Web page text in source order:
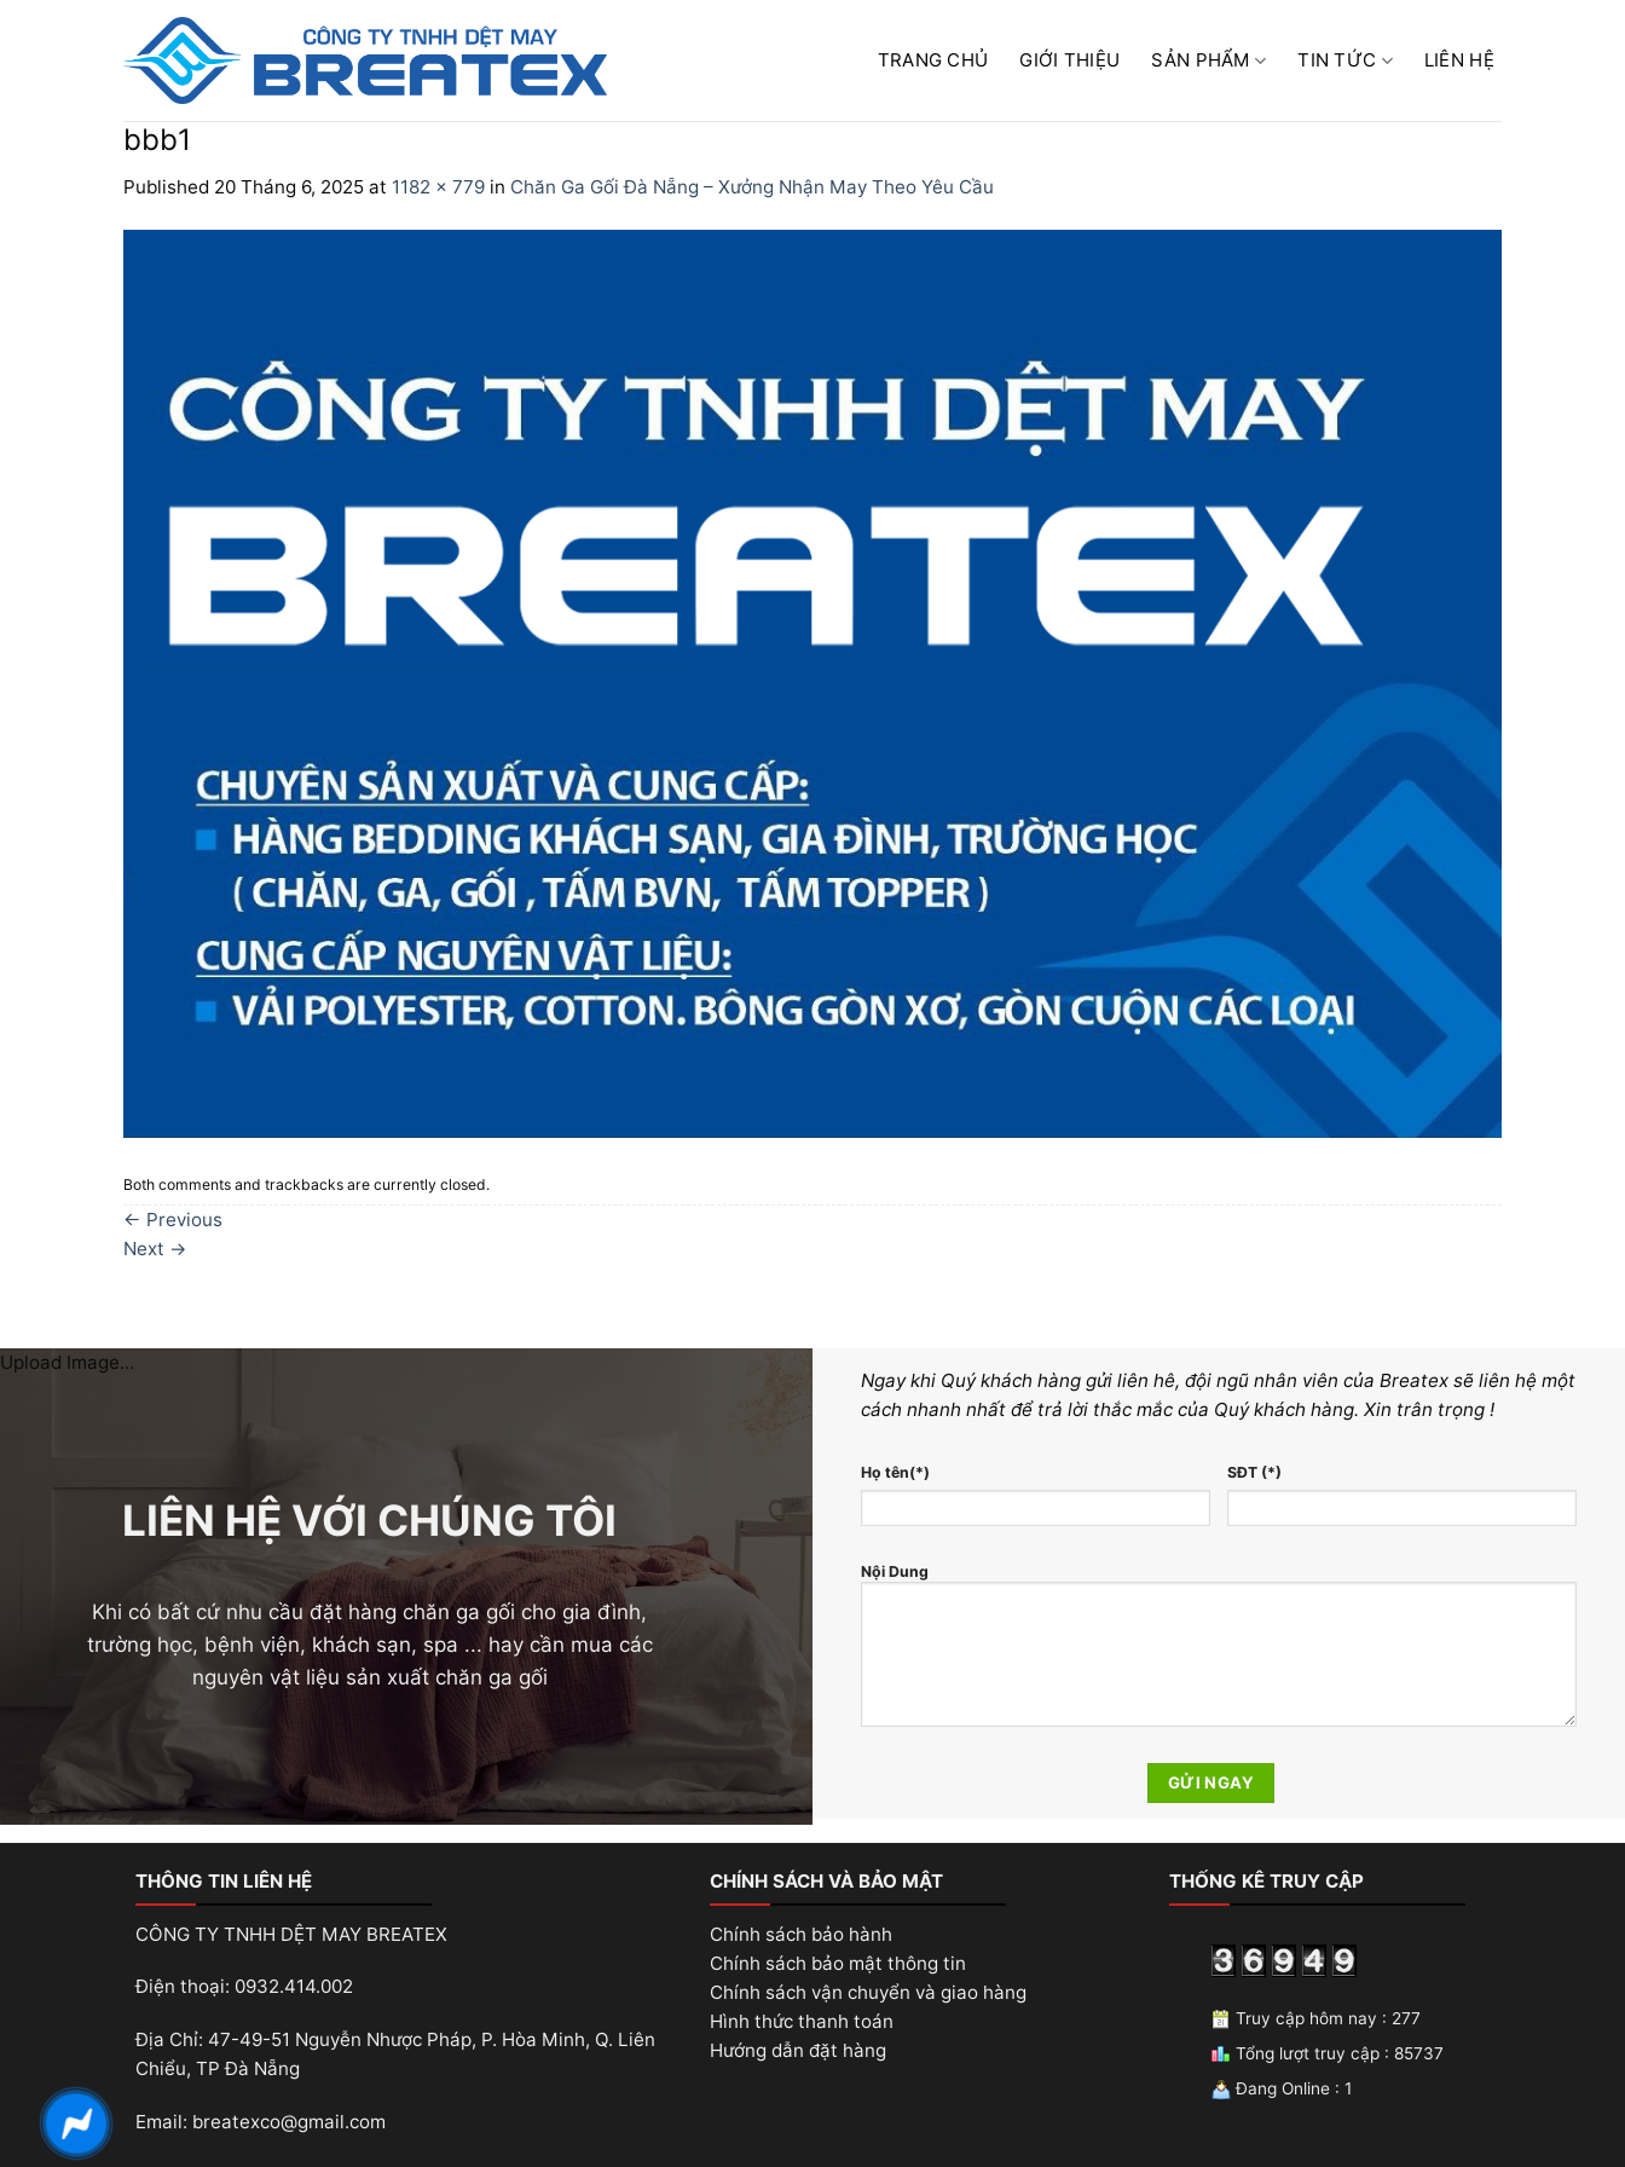
TRANG CHỦ GIỚI THIỆU SẢN PHẨM TIN TỨC LIÊN HỆ
bbb1
Published 20 Tháng 6, 2025 at 1182 × 779 in Chăn Ga Gối Đà Nẵng – Xưởng Nhận May Theo Yêu Cầu
Both comments and trackbacks are currently closed.
← Previous
Next →
LIÊN HỆ VỚI CHÚNG TÔI
Khi có bất cứ nhu cầu đặt hàng chăn ga gối cho gia đình,
trường học, bệnh viện, khách sạn, spa ... hay cần mua các
nguyên vật liệu sản xuất chăn ga gối
Upload Image...
Ngay khi Quý khách hàng gửi liên hê, đội ngũ nhân viên của Breatex sẽ liên hệ một
cách nhanh nhất để trả lời thắc mắc của Quý khách hàng. Xin trân trọng !
Họ tên(*) SĐT (*)
Nội Dung
THÔNG TIN LIÊN HỆ
CÔNG TY TNHH DỆT MAY BREATEX
Điện thoại: 0932.414.002
Địa Chỉ: 47-49-51 Nguyễn Nhược Pháp, P. Hòa Minh, Q. Liên
Chiểu, TP Đà Nẵng
Email: breatexco@gmail.com
CHÍNH SÁCH VÀ BẢO MẬT
Chính sách bảo hành
Chính sách bảo mật thông tin
Chính sách vận chuyển và giao hàng
Hình thức thanh toán
Hướng dẫn đặt hàng
THỐNG KÊ TRUY CẬP
Truy cập hôm nay : 277
Tổng lượt truy cập : 85737
Đang Online : 1